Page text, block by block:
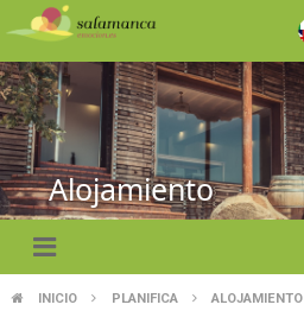
Skip
to
main
content
Alojamiento
INICIO PLANIFICA ALOJAMIENTO